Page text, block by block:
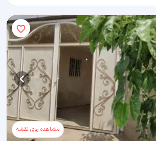
مشاهده روی نقشه